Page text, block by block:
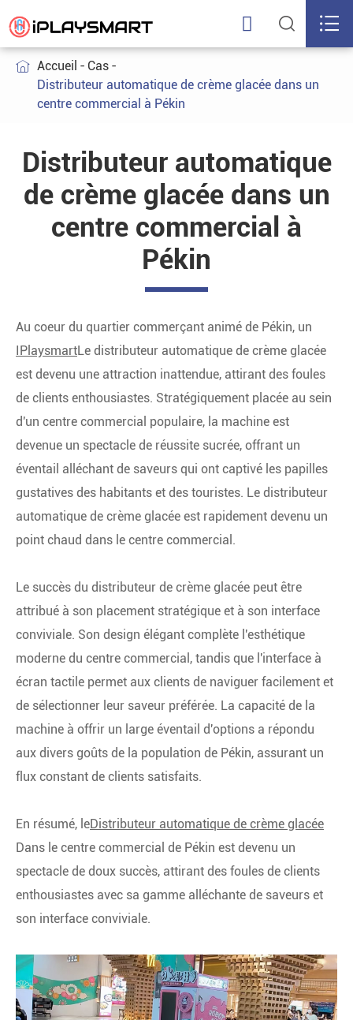
  
 Accueil
Cas
Distributeur automatique de crème glacée dans un
centre commercial à Pékin
Distributeur automatique
de crème glacée dans un
centre commercial à
Pékin
Au coeur du quartier commerçant animé de Pékin, un
IPlaysmartLe distributeur automatique de crème glacée
est devenu une attraction inattendue, attirant des foules
de clients enthousiastes. Stratégiquement placée au sein
d'un centre commercial populaire, la machine est
devenue un spectacle de réussite sucrée, offrant un
éventail alléchant de saveurs qui ont captivé les papilles
gustatives des habitants et des touristes. Le distributeur
automatique de crème glacée est rapidement devenu un
point chaud dans le centre commercial.
Le succès du distributeur de crème glacée peut être
attribué à son placement stratégique et à son interface
conviviale. Son design élégant complète l'esthétique
moderne du centre commercial, tandis que l'interface à
écran tactile permet aux clients de naviguer facilement et
de sélectionner leur saveur préférée. La capacité de la
machine à offrir un large éventail d'options a répondu
aux divers goûts de la population de Pékin, assurant un
flux constant de clients satisfaits.
En résumé, leDistributeur automatique de crème glacée
Dans le centre commercial de Pékin est devenu un
spectacle de doux succès, attirant des foules de clients
enthousiastes avec sa gamme alléchante de saveurs et
son interface conviviale.